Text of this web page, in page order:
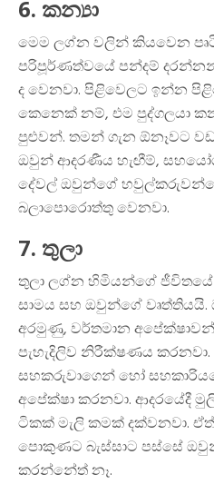
6. කන්‍යා
මෙම ලග්න වලින් කියවෙන
පරිපූර්ණත්වයේ පන්දම්
ද වෙනවා. පිළිවෙලට ඉන්න
කෙනෙක් නම්, එම පුද්ගලයා
පුළුවන්. තමන් ගැන ඕනෑවට
ඔවුන් ආදරණීය හැඟීම්,
දේවල් ඔවුන්ගේ
බලාපොරොත්තු වෙනවා.
7. තුලා
තුලා ලග්න හිමියන්ගේ
සාමය සහ ඔවුන්ගේ
අරමුණු, වර්තමාන
පැහැදිලිව නිරීක්ෂණය
සහකරුවාගෙන් හෝ
අපේක්ෂා කරනවා. ආදරයේදී
ටිකක් මැලි කමක් දක්වනවා.
පොකුණට බැස්සාට පස්සේ
කරන්නේත් නෑ.